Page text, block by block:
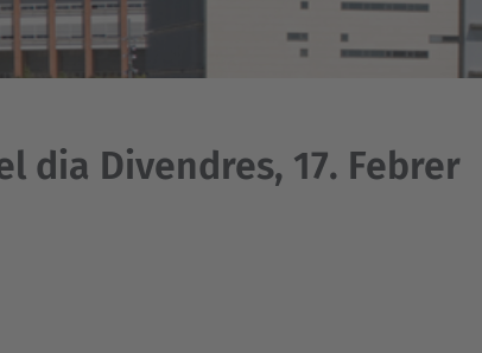
dia Divendres, 17. Febrer